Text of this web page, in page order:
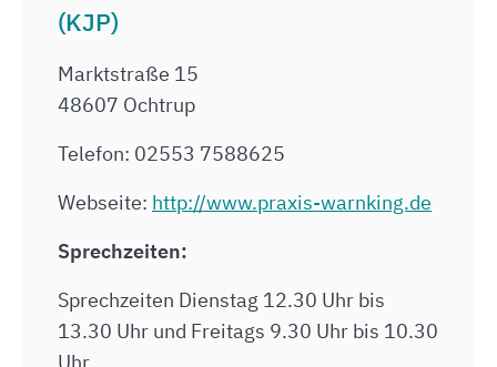
(KJP)
Marktstraße 15
48607 Ochtrup
Telefon: 02553 7588625
Webseite: http://www.praxis-warnking.de
Sprechzeiten:
Sprechzeiten Dienstag 12.30 Uhr bis
13.30 Uhr und Freitags 9.30 Uhr bis 10.30